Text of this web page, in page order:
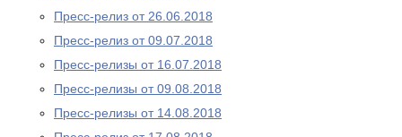
Пресс-релиз от 26.06.2018
Пресс-релиз от 09.07.2018
Пресс-релизы от 16.07.2018
Пресс-релизы от 09.08.2018
Пресс-релизы от 14.08.2018